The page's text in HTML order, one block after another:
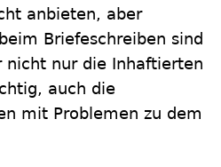
anbieten, aber
Briefeschreiben sind
nicht nur die Inhaftierten
auch die
mit Problemen zu dem